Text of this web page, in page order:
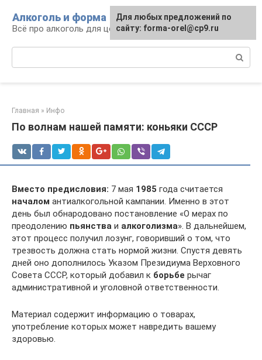
контенту
Алкоголь и форма
Всё про алкоголь для ценителей
Главная » Инфо
По волнам нашей памяти: коньяки СССР
Вместо предисловия: 7 мая 1985 года считается
началом антиалкогольной кампании. Именно в этот
день был обнародовано постановление «О мерах по
преодолению пьянства и алкоголизма». В дальнейшем,
этот процесс получил лозунг, говоривший о том, что
трезвость должна стать нормой жизни. Спустя девять
дней оно дополнилось Указом Президиума Верховного
Совета СССР, который добавил к борьбе рычаг
административной и уголовной ответственности.
Материал содержит информацию о товарах,
употребление которых может навредить вашему
здоровью.
Для любых предложений по
сайту: forma-orel@cp9.ru